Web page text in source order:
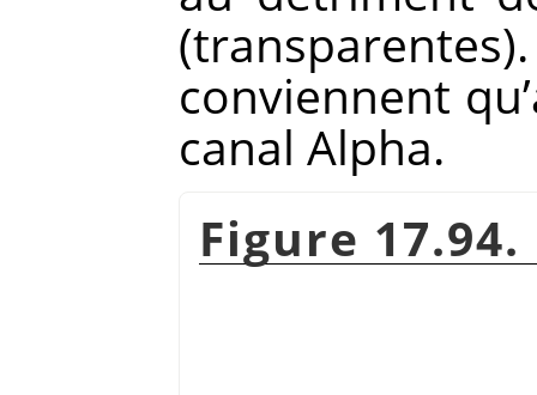
conviennent
canal Alpha.
Figure